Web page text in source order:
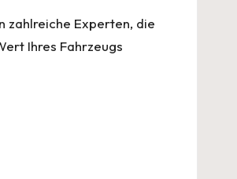
zahlreiche Experten, die
Ihres Fahrzeugs